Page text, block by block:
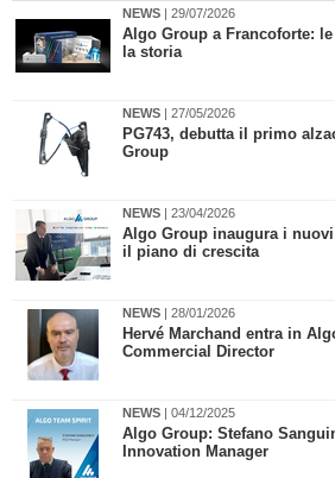
NEWS | 29/07/2026
Algo Group a Francoforte:
la storia
NEWS | 27/05/2026
​PG743, debutta il primo
Group
NEWS | 23/04/2026
​Algo Group inaugura i
il piano di crescita
NEWS | 28/01/2026
​Hervé Marchand entra in
Commercial Director
NEWS | 04/12/2025
​Algo Group: Stefano
Innovation Manager